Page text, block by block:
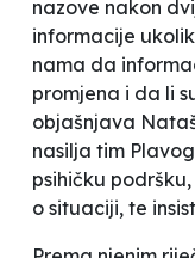
nazove nakon
informacije
nama da
promjena i da li
objašnjava
nasilja tim
psihičku
o situaciji, te